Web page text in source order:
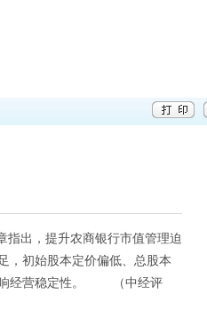
指出，提升农商银行市值管理迫
，初始股本定价偏低、总股本
响经营稳定性。 （中经评